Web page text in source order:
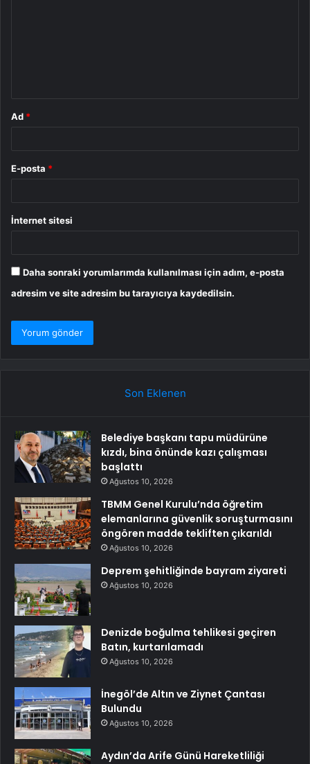
Ad *
E-posta *
İnternet sitesi
Daha sonraki yorumlarımda kullanılması için adım, e-posta
adresim ve site adresim bu tarayıcıya kaydedilsin.
Son Eklenen
Belediye başkanı tapu müdürüne
kızdı, bina önünde kazı çalışması
başlattı
Ağustos 10, 2026
TBMM Genel Kurulu’nda öğretim
elemanlarına güvenlik soruşturmasını
öngören madde tekliften çıkarıldı
Ağustos 10, 2026
Deprem şehitliğinde bayram ziyareti
Ağustos 10, 2026
Denizde boğulma tehlikesi geçiren
Batın, kurtarılamadı
Ağustos 10, 2026
İnegöl’de Altın ve Ziynet Çantası
Bulundu
Ağustos 10, 2026
Aydın’da Arife Günü Hareketliliği